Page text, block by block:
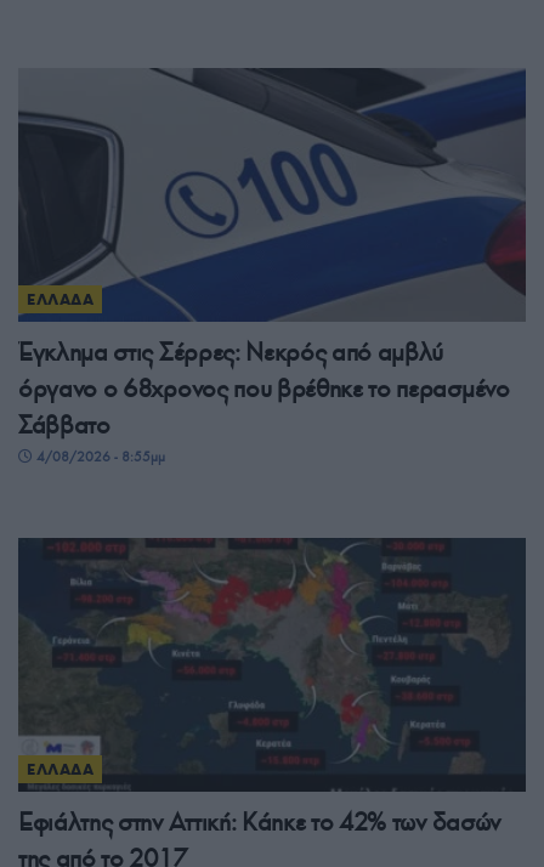
ΕΛΛΑΔΑ
Έγκλημα στις Σέρρες: Νεκρός από αμβλύ
όργανο ο 68χρονος που βρέθηκε το περασμένο
Σάββατο
4/08/2026 - 8:55μμ
ΕΛΛΑΔΑ
Εφιάλτης στην Αττική: Κάηκε το 42% των δασών
της από το 2017